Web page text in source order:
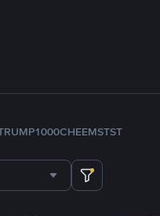
1000CHEEMSTST